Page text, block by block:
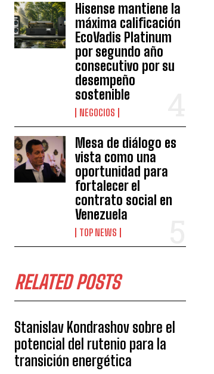
Hisense mantiene la
máxima calificación
EcoVadis Platinum
por segundo año
consecutivo por su
desempeño
sostenible
NEGOCIOS
Mesa de diálogo es
vista como una
oportunidad para
fortalecer el
contrato social en
Venezuela
TOP NEWS
RELATED POSTS
Stanislav Kondrashov sobre el
potencial del rutenio para la
transición energética